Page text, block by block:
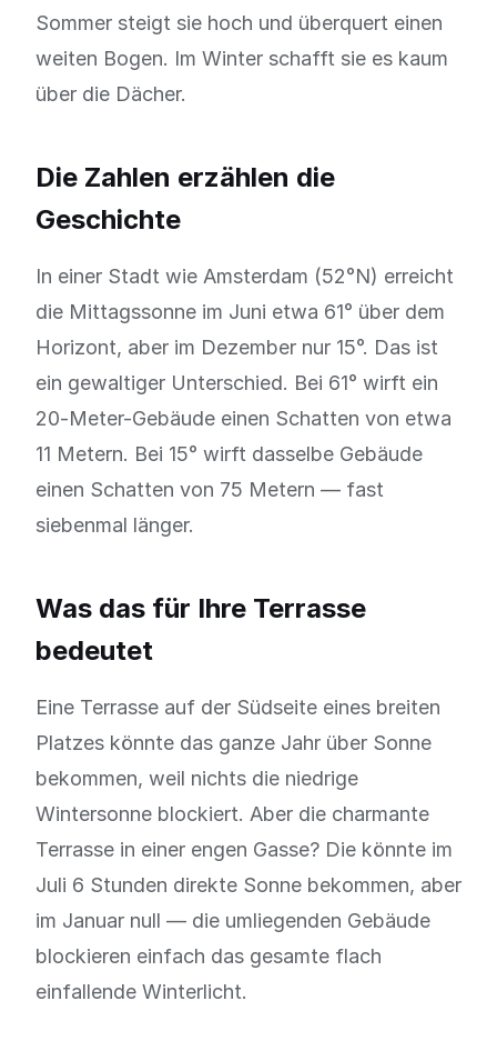
Sommer steigt sie hoch und überquert einen
weiten Bogen. Im Winter schafft sie es kaum
über die Dächer.
Die Zahlen erzählen die
Geschichte
In einer Stadt wie Amsterdam (52°N) erreicht
die Mittagssonne im Juni etwa 61° über dem
Horizont, aber im Dezember nur 15°. Das ist
ein gewaltiger Unterschied. Bei 61° wirft ein
20-Meter-Gebäude einen Schatten von etwa
11 Metern. Bei 15° wirft dasselbe Gebäude
einen Schatten von 75 Metern — fast
siebenmal länger.
Was das für Ihre Terrasse
bedeutet
Eine Terrasse auf der Südseite eines breiten
Platzes könnte das ganze Jahr über Sonne
bekommen, weil nichts die niedrige
Wintersonne blockiert. Aber die charmante
Terrasse in einer engen Gasse? Die könnte im
Juli 6 Stunden direkte Sonne bekommen, aber
im Januar null — die umliegenden Gebäude
blockieren einfach das gesamte flach
einfallende Winterlicht.